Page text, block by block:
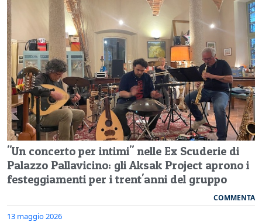
"Un concerto per intimi" nelle Ex Scuderie di
Palazzo Pallavicino: gli Aksak Project aprono i
festeggiamenti per i trent'anni del gruppo
COMMENTA
13 maggio 2026